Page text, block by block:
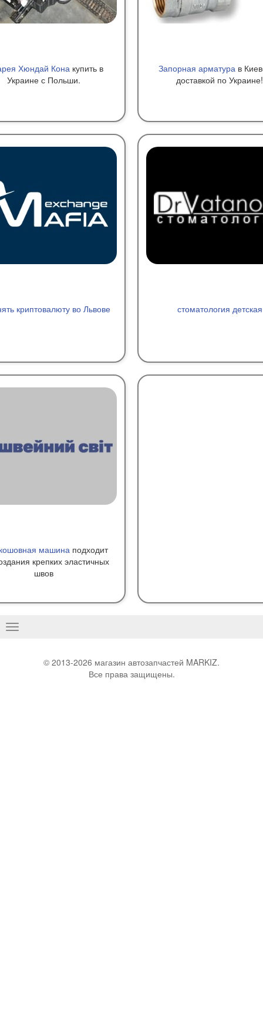
Хюндай Кона купить в
Украине с Польши.
Запорная арматура в
доставкой по Украине!
криптовалюту во Львове стоматология детская
машинаподходит
крепких эластичных
швов
Basculer
© 2013-2026 магазин автозапчастей MARKIZ.
Все права защищены.